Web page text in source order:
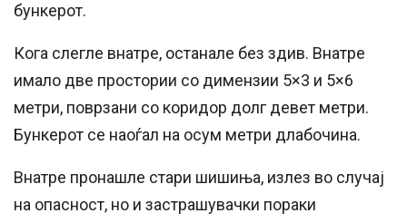
бункерот.
Кога слегле внатре, останале без здив. Внатре
имало две простории со димензии 5×3 и 5×6
метри, поврзани со коридор долг девет метри.
Бункерот се наоѓал на осум метри длабочина.
Внатре пронашле стари шишиња, излез во случај
на опасност, но и застрашувачки пораки